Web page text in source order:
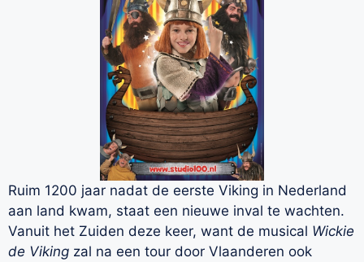
Ruim 1200 jaar nadat de eerste Viking in Nederland
aan land kwam, staat een nieuwe inval te wachten.
Vanuit het Zuiden deze keer, want de musical Wickie
de Viking zal na een tour door Vlaanderen ook